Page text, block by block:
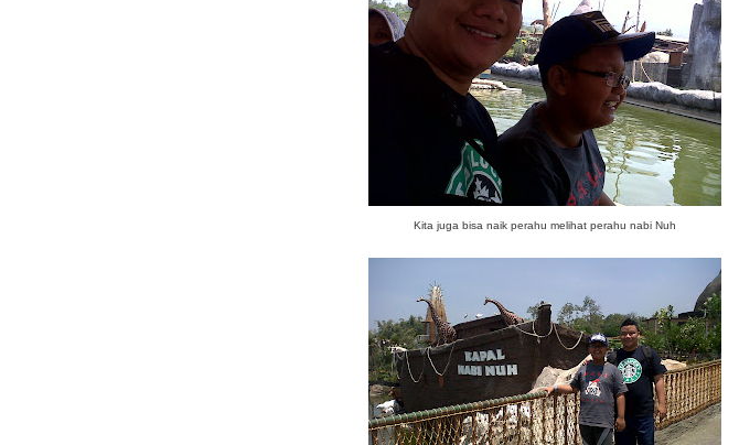
Kita juga bisa naik perahu melihat perahu nabi Nuh